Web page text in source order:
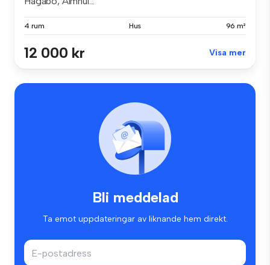
4 rum Hus 96 m²
12 000 kr Visa mer
Bli meddelad
Ta emot uppdateringar av liknande hem direkt.